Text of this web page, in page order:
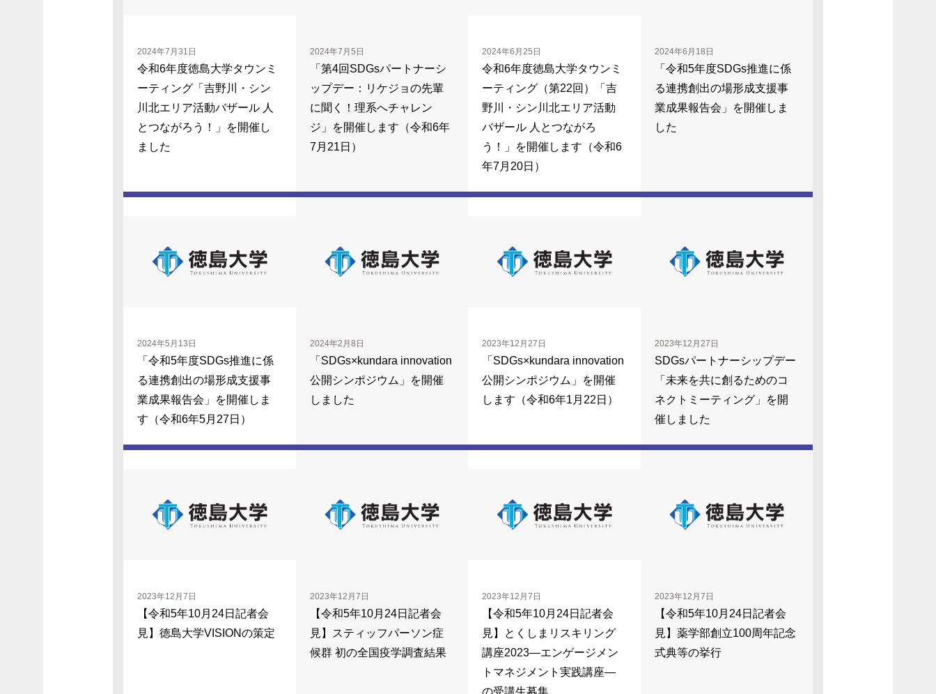
2024年7月31日
令和6年度徳島大学タウンミ
ーティング「吉野川・シン
川北エリア活動バザール 人
とつながろう！」を開催し
ました
2024年7月5日
「第4回SDGsパートナーシ
ップデー：リケジョの先輩
に聞く！理系へチャレン
ジ」を開催します（令和6年
7月21日）
2024年6月25日
令和6年度徳島大学タウンミ
ーティング（第22回）「吉
野川・シン川北エリア活動
バザール 人とつながろ
う！」を開催します（令和6
年7月20日）
2024年6月18日
「令和5年度SDGs推進に係
る連携創出の場形成⽀援事
業成果報告会」を開催しま
した
2024年5月13日
「令和5年度SDGs推進に係
る連携創出の場形成⽀援事
業成果報告会」を開催しま
す（令和6年5月27日）
2024年2月8日
「SDGs×kundara innovation
公開シンポジウム」を開催
しました
2023年12月27日
「SDGs×kundara innovation
公開シンポジウム」を開催
します（令和6年1月22日）
2023年12月27日
SDGsパートナーシップデー
「未来を共に創るためのコ
ネクトミーティング」を開
催しました
2023年12月7日
【令和5年10月24日記者会
見】徳島大学VISIONの策定
2023年12月7日
【令和5年10月24日記者会
見】スティッフパーソン症
候群 初の全国疫学調査結果
2023年12月7日
【令和5年10月24日記者会
見】とくしまリスキリング
講座2023―エンゲージメン
トマネジメント実践講座―
の受講生募集
2023年12月7日
【令和5年10月24日記者会
見】薬学部創立100周年記念
式典等の挙行